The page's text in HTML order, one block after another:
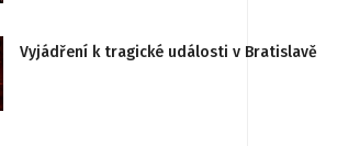
Vyjádření k tragické události v Bratislavě